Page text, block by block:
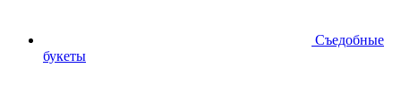
Съедобные
букеты